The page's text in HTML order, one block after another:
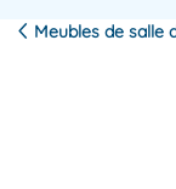
Meubles de salle